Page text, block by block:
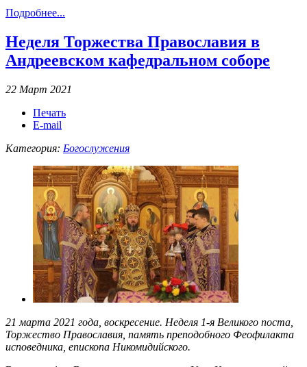
Подробнее...
Неделя Торжества Православия в
Андреевском кафедральном соборе
22 Март 2021
Печать
E-mail
Категория: Богослужения
21 марта 2021 года, воскресение. Неделя 1-я Великого поста,
Торжество Православия, память преподобного Феофилакта
исповедника, епископа Никомидийского.